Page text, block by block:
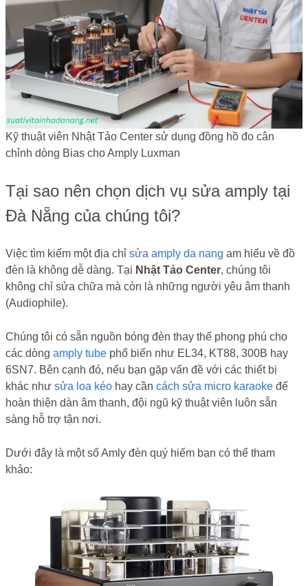
Kỹ thuật viên Nhật Tảo Center sử dụng đồng hồ đo cân
chỉnh dòng Bias cho Amply Luxman
Tại sao nên chọn dịch vụ sửa amply tại
Đà Nẵng của chúng tôi?
Việc tìm kiếm một địa chỉ sửa amply da nang am hiểu về đồ
đèn là không dễ dàng. Tại Nhật Tảo Center, chúng tôi
không chỉ sửa chữa mà còn là những người yêu âm thanh
(Audiophile).
Chúng tôi có sẵn nguồn bóng đèn thay thế phong phú cho
các dòng amply tube phổ biến như EL34, KT88, 300B hay
6SN7. Bên cạnh đó, nếu bạn gặp vấn đề với các thiết bị
khác như sửa loa kéo hay cần cách sửa micro karaoke để
hoàn thiện dàn âm thanh, đội ngũ kỹ thuật viên luôn sẵn
sàng hỗ trợ tận nơi.
Dưới đây là một số Amly đèn quý hiếm bạn có thể tham
khảo: